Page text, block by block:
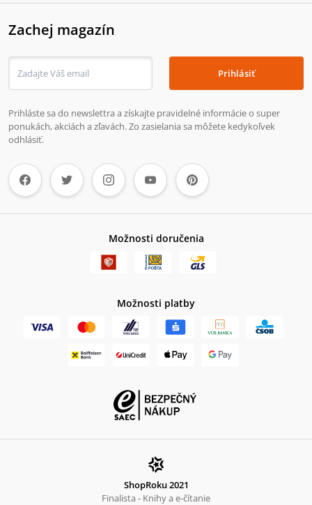
Zachej magazín
Prihlásiť
Prihláste sa do newslettra a získajte pravidelné informácie o super
ponukách, akciách a zľavách. Zo zasielania sa môžete kedykoľvek
odhlásiť.
Možnosti doručenia
Možnosti platby
ShopRoku 2021
Finalista - Knihy a e-čítanie